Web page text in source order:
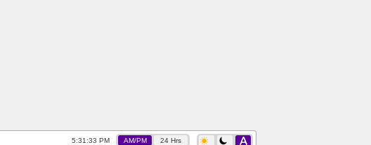
5:31:34 PM AM/PM 24 Hrs